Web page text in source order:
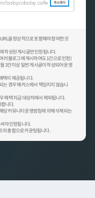
을 정상적으로 포함해야 참여한 것
작성된 게시글만 인정됩니다.
러 블로그에 게시하여도 1건으로 인정)
3건 이상 일반 게시글이 작성되어 운영
택이 제공됩니다.
는 경우 해커스에서 책임지지 않습니
헤택 지급 대상자에서 제외됩니다.
니다.
당 커뮤니티 운영방침에 의해 삭제되는
야 인정됩니다.
의 총합으로 카운팅됩니다.